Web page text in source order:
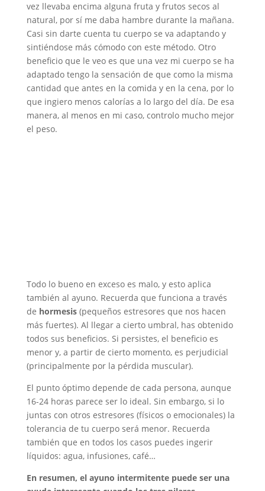
vez llevaba encima alguna fruta y frutos secos al
natural, por sí me daba hambre durante la mañana.
Casi sin darte cuenta tu cuerpo se va adaptando y
sintiéndose más cómodo con este método. Otro
beneficio que le veo es que una vez mi cuerpo se ha
adaptado tengo la sensación de que como la misma
cantidad que antes en la comida y en la cena, por lo
que ingiero menos calorías a lo largo del día. De esa
manera, al menos en mi caso, controlo mucho mejor
el peso.
Todo lo bueno en exceso es malo, y esto aplica
también al ayuno. Recuerda que funciona a través
de hormesis(pequeños estresores que nos hacen
más fuertes). Al llegar a cierto umbral, has obtenido
todos sus beneficios. Si persistes, el beneficio es
menor y, a partir de cierto momento, es perjudicial
(principalmente por la pérdida muscular).
El punto óptimo depende de cada persona, aunque
16-24 horas parece ser lo ideal. Sin embargo, si lo
juntas con otros estresores (físicos o emocionales) la
tolerancia de tu cuerpo será menor. Recuerda
también que en todos los casos puedes ingerir
líquidos: agua, infusiones, café…
En resumen, el ayuno intermitente puede ser una